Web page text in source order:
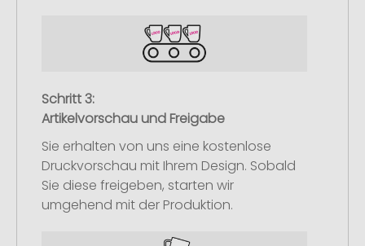
Schritt 3:
Artikelvorschau und Freigabe
Sie erhalten von uns eine kostenlose
Druckvorschau mit Ihrem Design. Sobald
Sie diese freigeben, starten wir
umgehend mit der Produktion.